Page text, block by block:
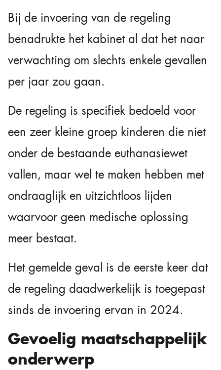
Bij de invoering van de regeling
benadrukte het kabinet al dat het naar
verwachting om slechts enkele gevallen
per jaar zou gaan.
De regeling is specifiek bedoeld voor
een zeer kleine groep kinderen die niet
onder de bestaande euthanasiewet
vallen, maar wel te maken hebben met
ondraaglijk en uitzichtloos lijden
waarvoor geen medische oplossing
meer bestaat.
Het gemelde geval is de eerste keer dat
de regeling daadwerkelijk is toegepast
sinds de invoering ervan in 2024.
Gevoelig maatschappelijk
onderwerp